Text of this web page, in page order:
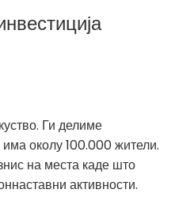
Ги делиме
има околу 100.000 жители.
на места каде што
активности.